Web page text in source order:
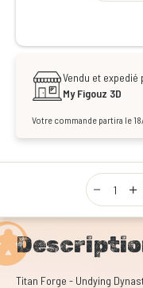
Vendu et expedié
My Figouz 3D
Votre commande partira le
Qty
Titan Forge - Undying